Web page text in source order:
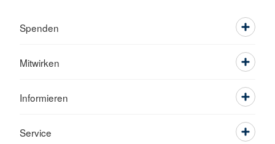
Spenden
Mitwirken
Informieren
Service